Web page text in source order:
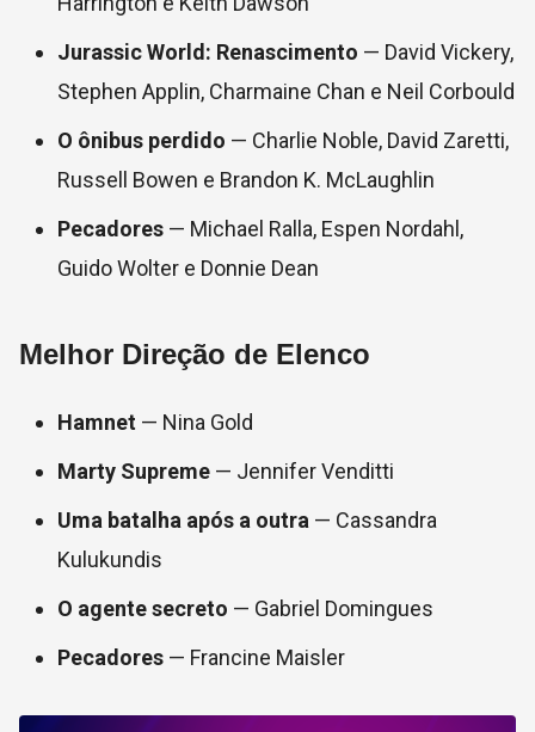
Jurassic World: Renascimento — David Vickery,
Stephen Applin, Charmaine Chan e Neil Corbould
O ônibus perdido — Charlie Noble, David Zaretti,
Russell Bowen e Brandon K. McLaughlin
Pecadores — Michael Ralla, Espen Nordahl,
Guido Wolter e Donnie Dean
Melhor Direção de Elenco
Hamnet — Nina Gold
Marty Supreme — Jennifer Venditti
Uma batalha após a outra — Cassandra
Kulukundis
O agente secreto — Gabriel Domingues
Pecadores — Francine Maisler